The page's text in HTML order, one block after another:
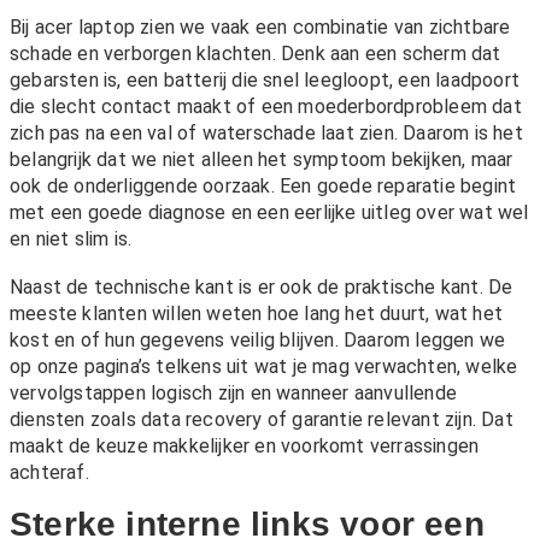
Bij acer laptop zien we vaak een combinatie van zichtbare
schade en verborgen klachten. Denk aan een scherm dat
gebarsten is, een batterij die snel leegloopt, een laadpoort
die slecht contact maakt of een moederbordprobleem dat
zich pas na een val of waterschade laat zien. Daarom is het
belangrijk dat we niet alleen het symptoom bekijken, maar
ook de onderliggende oorzaak. Een goede reparatie begint
met een goede diagnose en een eerlijke uitleg over wat wel
en niet slim is.
Naast de technische kant is er ook de praktische kant. De
meeste klanten willen weten hoe lang het duurt, wat het
kost en of hun gegevens veilig blijven. Daarom leggen we
op onze pagina’s telkens uit wat je mag verwachten, welke
vervolgstappen logisch zijn en wanneer aanvullende
diensten zoals data recovery ofgarantie relevant zijn. Dat
maakt de keuze makkelijker en voorkomt verrassingen
achteraf.
Sterke interne links voor een